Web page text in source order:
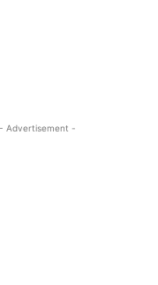
- Advertisement -